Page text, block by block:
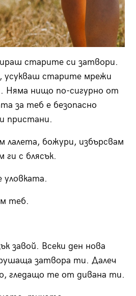
старите си затвори.
усукваш старите мрежи
Няма нищо по-сигурно от
за теб е безопасно
пристани.
лалета, божури, избърсвам
ги с блясък.
теб.
завой. Всеки ден нова
затвора ти. Далеч
гледащо те от дивана ти.